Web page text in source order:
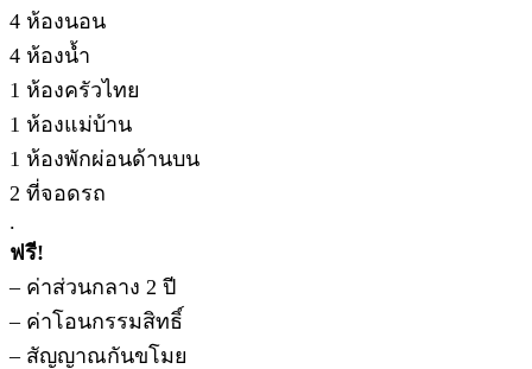
4 ห้องนอน
4 ห้องน้ำ
1 ห้องครัวไทย
1 ห้องแม่บ้าน
1 ห้องพักผ่อนด้านบน
2 ที่จอดรถ
.
ฟรี!
– ค่าส่วนกลาง 2 ปี
– ค่าโอนกรรมสิทธิ์
– สัญญาณกันขโมย